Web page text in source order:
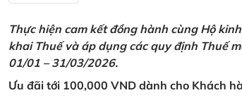
Thực hiện cam kết đồng hành cùng Hộ
khai Thuế và áp dụng các quy định Thuế
01/01 – 31/03/2026.
Ưu đãi tới 100,000 VND dành cho Khách